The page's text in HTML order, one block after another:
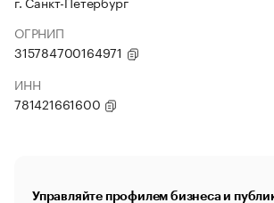
ОГРНИП
315784700164971
ИНН
781421661600
Управляйте профилем бизнеса и